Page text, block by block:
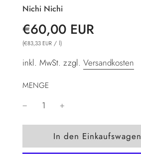
Nichi Nichi
Sonderpreis
Normaler
Preis
€60,00 EUR
(€83,33 EUR / l)
inkl. MwSt. zzgl. Versandkosten
MENGE
W
i
In den Einkaufswagen